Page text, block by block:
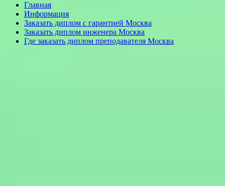
Главная
Информация
Заказать диплом с гарантией Москва
Заказать диплом инженера Москва
Где заказать диплом преподавателя Москва